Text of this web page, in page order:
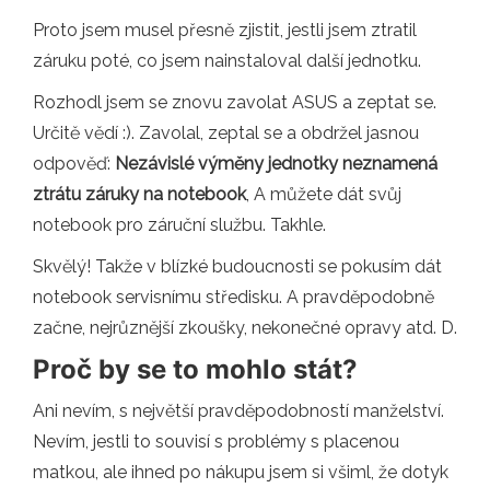
Proto jsem musel přesně zjistit, jestli jsem ztratil
záruku poté, co jsem nainstaloval další jednotku.
Rozhodl jsem se znovu zavolat ASUS a zeptat se.
Určitě vědí :). Zavolal, zeptal se a obdržel jasnou
odpověď: Nezávislé výměny jednotky neznamená
ztrátu záruky na notebook, A můžete dát svůj
notebook pro záruční službu. Takhle.
Skvělý! Takže v blízké budoucnosti se pokusím dát
notebook servisnímu středisku. A pravděpodobně
začne, nejrůznější zkoušky, nekonečné opravy atd. D.
Proč by se to mohlo stát?
Ani nevím, s největší pravděpodobností manželství.
Nevím, jestli to souvisí s problémy s placenou
matkou, ale ihned po nákupu jsem si všiml, že dotyk